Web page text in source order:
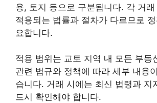
용, 토지 등으로 구분됩니다. 각 거
적용되는 법률과 절차가 다르므로
요합니다.
적용 범위는 교토 지역 내 모든 부동
관련 법규와 정책에 따라 세부 내용
습니다. 거래 시에는 최신 법령과 지
드시 확인해야 합니다.